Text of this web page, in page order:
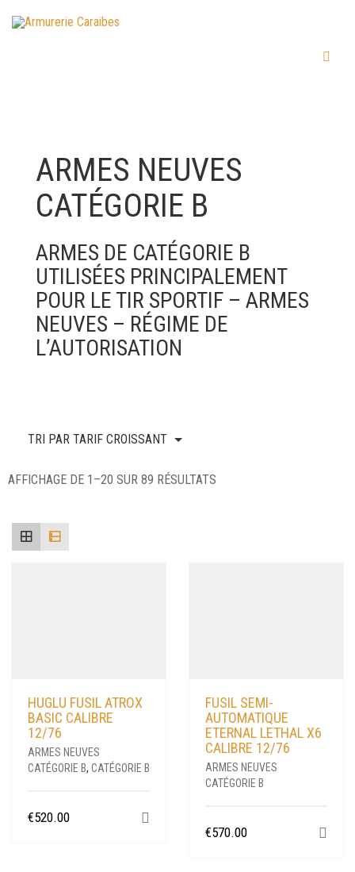
ARMES NEUVES
CATÉGORIE B
ARMES DE CATÉGORIE B
UTILISÉES PRINCIPALEMENT
POUR LE TIR SPORTIF – ARMES
NEUVES – RÉGIME DE
L’AUTORISATION
TRI PAR TARIF CROISSANT
AFFICHAGE DE 1–20 SUR 89 RÉSULTATS
HUGLU FUSIL ATROX
BASIC CALIBRE
12/76
ARMES NEUVES
CATÉGORIE B, CATÉGORIE B
€520.00
FUSIL SEMI-
AUTOMATIQUE
ETERNAL LETHAL X6
CALIBRE 12/76
ARMES NEUVES
CATÉGORIE B
€570.00